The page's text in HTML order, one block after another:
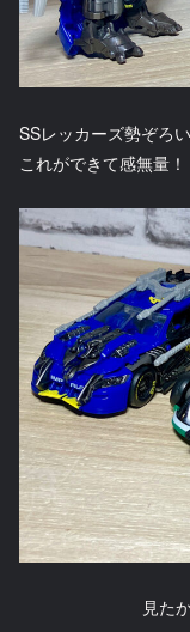
SSレッカーズ勢ぞろ
これができて感無量！
見た